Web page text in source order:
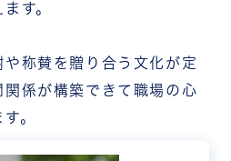
す。
称賛を贈り合う文化が定
係が構築できて職場の心
。